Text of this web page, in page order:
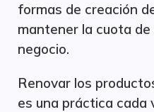
formas de creación
mantener la cuota
negocio.
Renovar los
es una práctica cada